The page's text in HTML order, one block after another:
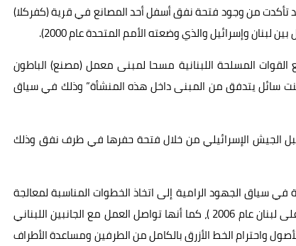
تأكدت من وجود فتحة نفق أسفل أحد المصانع في قرية (كفركلا)
لبنان وإسرائيل والذي وضعته الأمم المتحدة عام 2000).
القوات المسلحة اللبنانية مسحا لمبنى معمل (مصنع) الباطون
سائل يتدفق من المبنى داخل هذه المنشأة” وذلك في سياق
الجيش الإسرائيلي من خلال فتحة حفرها في طرف نفق وذلك
في سياق الجهود الرامية إلى اتخاذ الخطوات المناسبة لمعالجة
انتهاك قرار مجلس الأمن الدولي 1701 ( الذي أعقب العدوان الإسرائيلي على لبنان عام 2006 )، كما أنها تواصل العمل مع الجانبين اللبناني
واحترام الخط الأزرق بالكامل من الطرفين ومساعدة الأطراف